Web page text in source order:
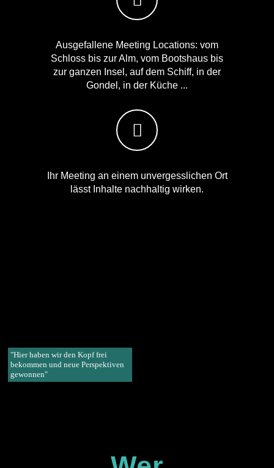
Ausgefallene Meeting Locations: vom
Schloss bis zur Alm, vom Bootshaus bis
zur ganzen Insel, auf dem Schiff, in der
Gondel, in der Küche ...
Ihr Meeting an einem unvergesslichen Ort
lässt Inhalte nachhaltig wirken.
"Hier haben wir den Kopf frei
bekommen und neue Perspektiven
gewonnen"